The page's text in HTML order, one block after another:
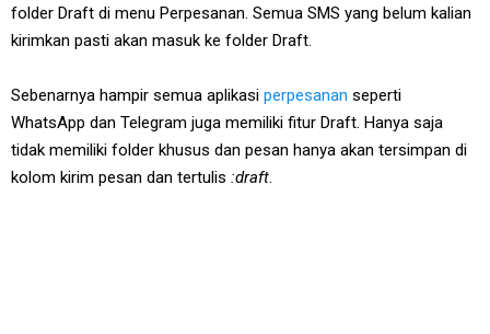
folder Draft di menu Perpesanan. Semua SMS yang belum kalian
kirimkan pasti akan masuk ke folder Draft.
Sebenarnya hampir semua aplikasi perpesanan seperti
WhatsApp dan Telegram juga memiliki fitur Draft. Hanya saja
tidak memiliki folder khusus dan pesan hanya akan tersimpan di
kolom kirim pesan dan tertulis :draft.